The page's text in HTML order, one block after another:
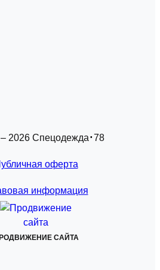
2026 Спецодежда 78
оферта
информация
САЙТА